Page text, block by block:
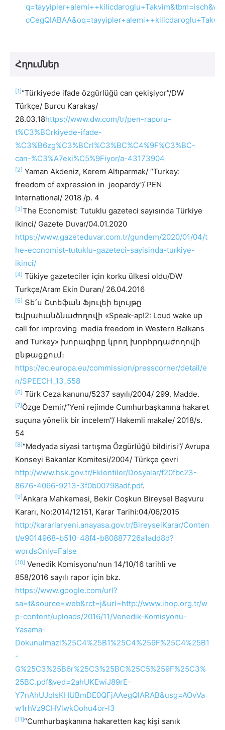
Հղումներ
[1]“Türkiyede ifade özgürlüğü can çekişiyor”/DW
Türkçe/ Burcu Karakaş/
28.03.18https://www.dw.com/tr/pen-raporu-
t%C3%BCrkiyede-ifade-
%C3%B6zg%C3%BCrl%C3%BC%C4%9F%C3%BC-
can-%C3%A7eki%C5%9Fiyor/a-43173904
[2] Yaman Akdeniz, Kerem Altıparmak/ “Turkey:
freedom of expression in jeopardy”/ PEN
International/ 2018 /p. 4
[3]The Economist: Tutuklu gazeteci sayısında Türkiye
ikinci/ Gazete Duvar/04.01.2020
https://www.gazeteduvar.com.tr/gundem/2020/01/04/t
he-economist-tutuklu-gazeteci-sayisinda-turkiye-
ikinci/
[4] Tükiye gazeteciler için korku ülkesi oldu/DW
Turkçe/Aram Ekin Duran/ 26.04.2016
[5] Տե՛ս Շտեֆան Ֆյուլեի ելույթը
Եվրահանձնաժողովի «Speak-ap!2: Loud wake up
call for improving media freedom in Western Balkans
and Turkey» խորագիրը կրող խորհրդաժողովի
ընթացքում։
https://ec.europa.eu/commission/presscorner/detail/e
n/SPEECH_13_558
[6] Türk Ceza kanunu/5237 sayılı/2004/ 299. Madde.
[7]Özge Demir/”Yeni rejimde Cumhurbaşkanına hakaret
suçuna yönelik bir incelem”/ Hakemli makale/ 2018/s.
54
[8]“Medyada siyasi tartışma Özgürlüğü bildirisi”/ Avrupa
Konseyi Bakanlar Komitesi/2004/ Türkçe çevri
http://www.hsk.gov.tr/Eklentiler/Dosyalar/f20fbc23-
8676-4066-9213-3f0b00798adf.pdf.
[9]Ankara Mahkemesi, Bekir Coşkun Bireysel Başvuru
Kararı, No:2014/12151, Karar Tarihi:04/06/2015
http://kararlaryeni.anayasa.gov.tr/BireyselKarar/Conten
t/e9014968-b510-48f4-b80887726a1add8d?
wordsOnly=False
[10] Venedik Komisyonu’nun 14/10/16 tarihli ve
858/2016 sayılı rapor için bkz.
https://www.google.com/url?
sa=t&source=web&rct=j&url=http://www.ihop.org.tr/w
p-content/uploads/2016/11/Venedik-Komisyonu-
Yasama-
Dokunulmazl%25C4%25B1%25C4%259F%25C4%25B1
-
G%25C3%25B6r%25C3%25BC%25C5%259F%25C3%
25BC.pdf&ved=2ahUKEwiJ89rE-
Y7nAhUJqIsKHUBmDE0QFjAAegQIARAB&usg=AOvVa
w1rhVz9CHVlwkOohu4or-l3
[11]“Cumhurbaşkanına hakaretten kaç kişi sanık